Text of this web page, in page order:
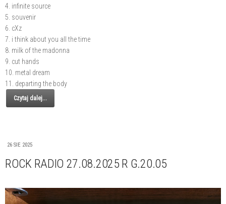
4. infinite source
5. souvenir
6. cXz
7. i think about you all the time
8. milk of the madonna
9. cut hands
10. metal dream
11. departing the body
Czytaj dalej...
26 SIE 2025
ROCK RADIO 27.08.2025 R G.20.05